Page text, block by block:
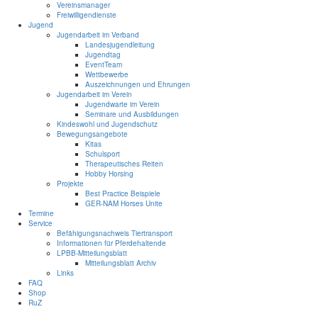
Vereinsmanager
Freiwilligendienste
Jugend
Jugendarbeit im Verband
Landesjugendleitung
Jugendtag
EventTeam
Wettbewerbe
Auszeichnungen und Ehrungen
Jugendarbeit im Verein
Jugendwarte im Verein
Seminare und Ausbildungen
Kindeswohl und Jugendschutz
Bewegungsangebote
Kitas
Schulsport
Therapeutisches Reiten
Hobby Horsing
Projekte
Best Practice Beispiele
GER-NAM Horses Unite
Termine
Service
Befähigungsnachweis Tiertransport
Informationen für Pferdehaltende
LPBB-Mitteilungsblatt
Mitteilungsblatt Archiv
Links
FAQ
Shop
RuZ